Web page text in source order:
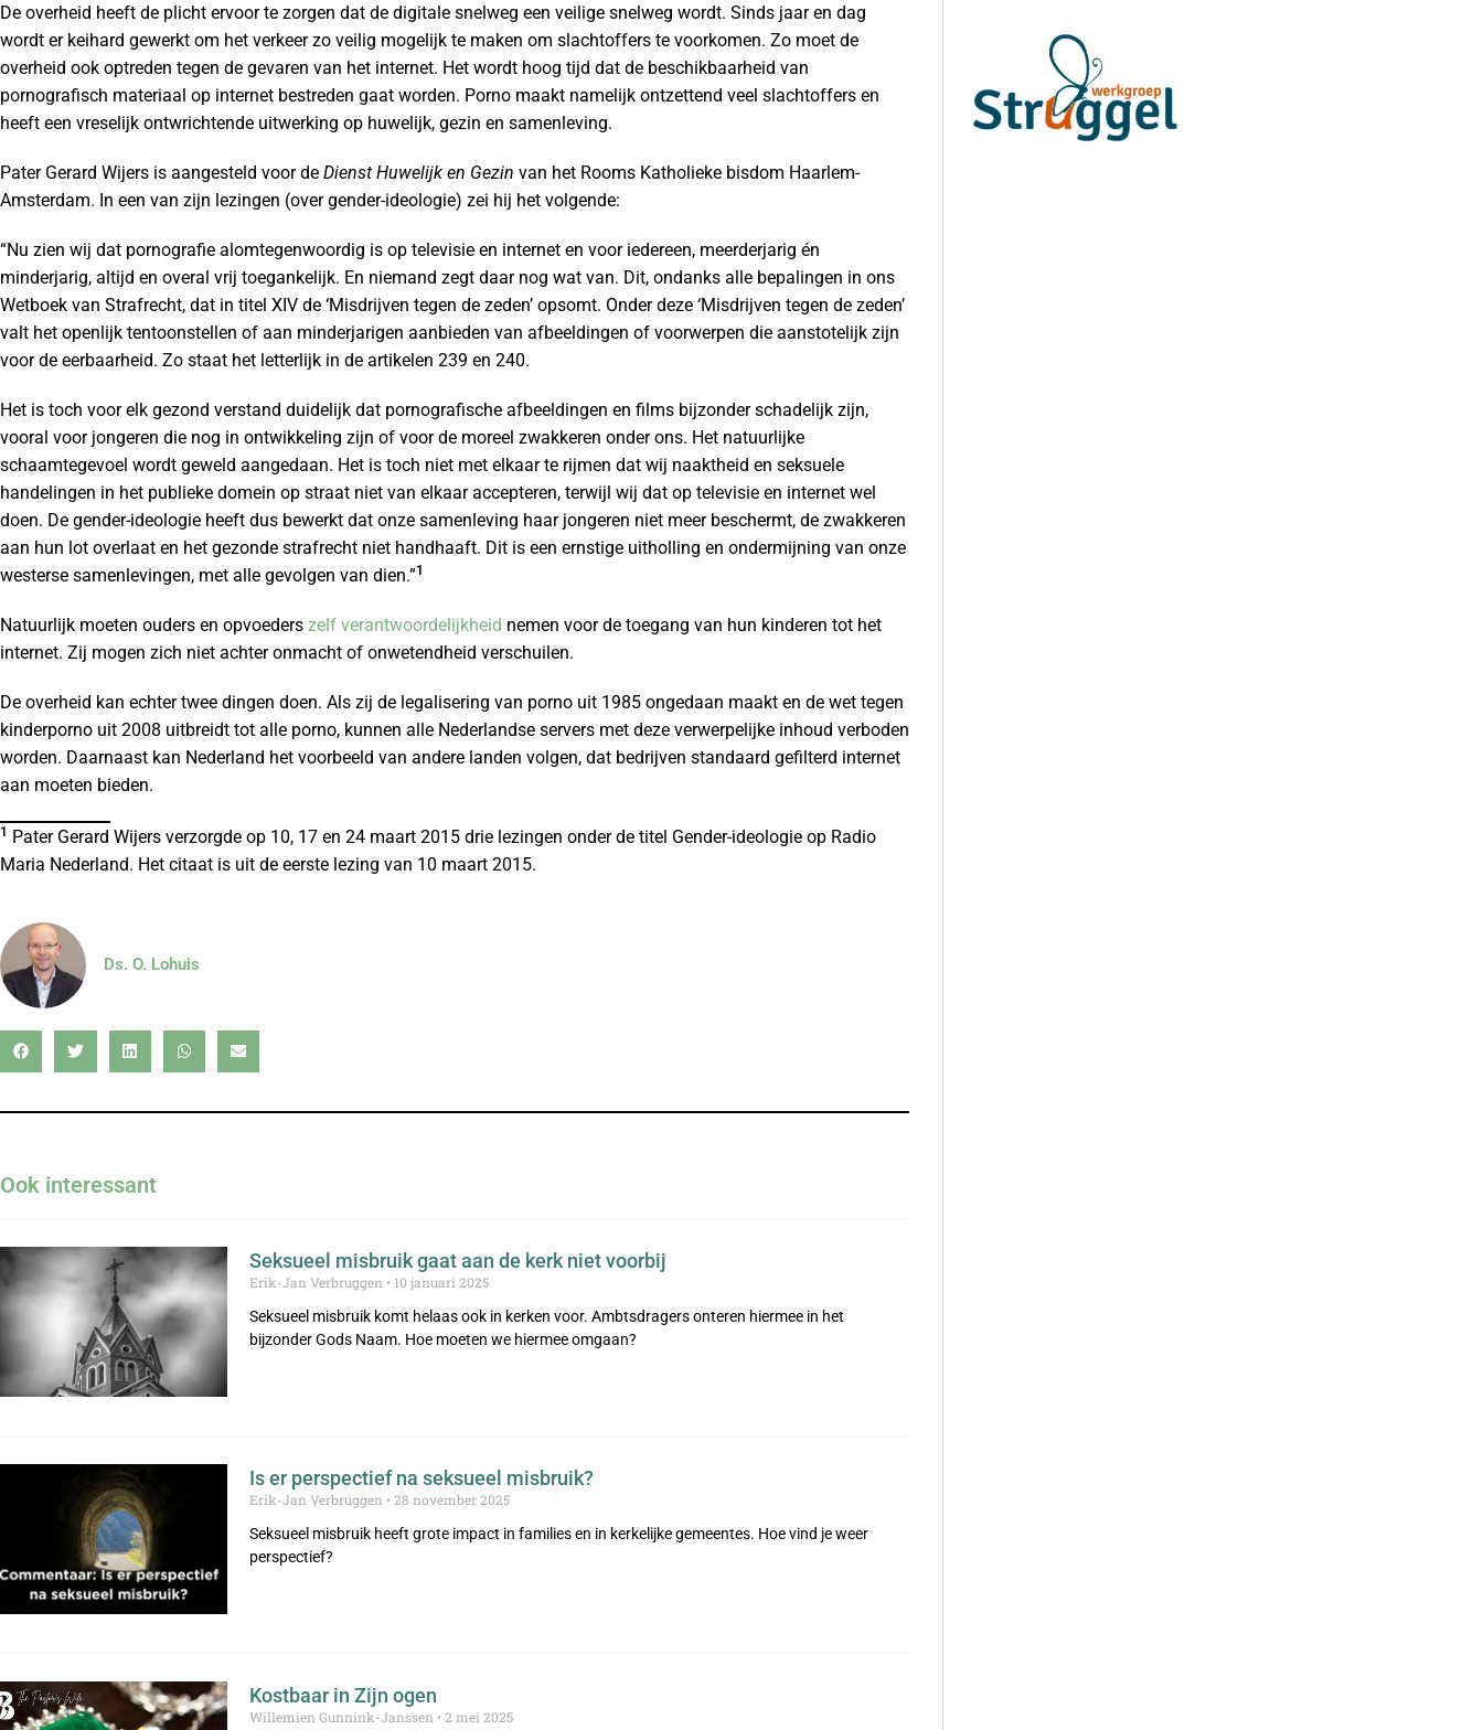
De overheid heeft de plicht ervoor te zorgen dat de digitale snelweg een veilige snelweg wordt. Sinds jaar en dag
wordt er keihard gewerkt om het verkeer zo veilig mogelijk te maken om slachtoffers te voorkomen. Zo moet de
overheid ook optreden tegen de gevaren van het internet. Het wordt hoog tijd dat de beschikbaarheid van
pornografisch materiaal op internet bestreden gaat worden. Porno maakt namelijk ontzettend veel slachtoffers en
heeft een vreselijk ontwrichtende uitwerking op huwelijk, gezin en samenleving.
Pater Gerard Wijers is aangesteld voor de Dienst Huwelijk en Gezin van het Rooms Katholieke bisdom Haarlem-
Amsterdam. In een van zijn lezingen (over gender-ideologie) zei hij het volgende:
“Nu zien wij dat pornografie alomtegenwoordig is op televisie en internet en voor iedereen, meerderjarig én
minderjarig, altijd en overal vrij toegankelijk. En niemand zegt daar nog wat van. Dit, ondanks alle bepalingen in ons
Wetboek van Strafrecht, dat in titel XIV de ‘Misdrijven tegen de zeden’ opsomt. Onder deze ‘Misdrijven tegen de zeden’
valt het openlijk tentoonstellen of aan minderjarigen aanbieden van afbeeldingen of voorwerpen die aanstotelijk zijn
voor de eerbaarheid. Zo staat het letterlijk in de artikelen 239 en 240.
Het is toch voor elk gezond verstand duidelijk dat pornografische afbeeldingen en films bijzonder schadelijk zijn,
vooral voor jongeren die nog in ontwikkeling zijn of voor de moreel zwakkeren onder ons. Het natuurlijke
schaamtegevoel wordt geweld aangedaan. Het is toch niet met elkaar te rijmen dat wij naaktheid en seksuele
handelingen in het publieke domein op straat niet van elkaar accepteren, terwijl wij dat op televisie en internet wel
doen. De gender-ideologie heeft dus bewerkt dat onze samenleving haar jongeren niet meer beschermt, de zwakkeren
aan hun lot overlaat en het gezonde strafrecht niet handhaaft. Dit is een ernstige uitholling en ondermijning van onze
westerse samenlevingen, met alle gevolgen van dien.”1
Natuurlijk moeten ouders en opvoeders zelf verantwoordelijkheid nemen voor de toegang van hun kinderen tot het
internet. Zij mogen zich niet achter onmacht of onwetendheid verschuilen.
De overheid kan echter twee dingen doen. Als zij de legalisering van porno uit 1985 ongedaan maakt en de wet tegen
kinderporno uit 2008 uitbreidt tot alle porno, kunnen alle Nederlandse servers met deze verwerpelijke inhoud verboden
worden. Daarnaast kan Nederland het voorbeeld van andere landen volgen, dat bedrijven standaard gefilterd internet
aan moeten bieden.
1 Pater Gerard Wijers verzorgde op 10, 17 en 24 maart 2015 drie lezingen onder de titel Gender-ideologie op Radio
Maria Nederland. Het citaat is uit de eerste lezing van 10 maart 2015.
Ds. O. Lohuis
Ook interessant
Seksueel misbruik gaat aan de kerk niet voorbij
Erik-Jan Verbruggen
10 januari 2025
Seksueel misbruik komt helaas ook in kerken voor. Ambtsdragers onteren hiermee in het
bijzonder Gods Naam. Hoe moeten we hiermee omgaan?
Is er perspectief na seksueel misbruik?
Erik-Jan Verbruggen
28 november 2025
Seksueel misbruik heeft grote impact in families en in kerkelijke gemeentes. Hoe vind je weer
perspectief?
Kostbaar in Zijn ogen
Willemien Gunnink-Janssen 2 mei 2025